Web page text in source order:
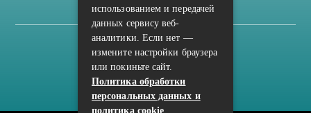
Карта сайта
Политика конфиденциальности
использованием и передачей
данных сервису веб-
аналитики. Если нет —
измените настройки браузера
или покиньте сайт.
Политика обработки
персональных данных и
политика cookie